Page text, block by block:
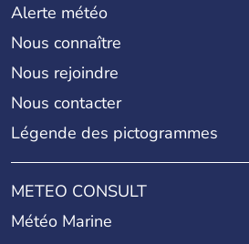
Alerte météo
Nous connaître
Nous rejoindre
Nous contacter
Légende des pictogrammes
METEO CONSULT
Météo Marine